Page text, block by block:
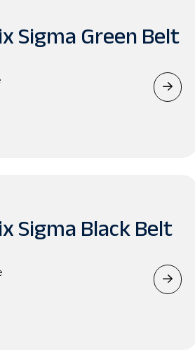
Sigma Green Belt
Sigma Black Belt